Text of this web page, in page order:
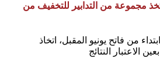
مجموعة من التدابير للتخفيف من
من فاتح يونيو المقبل، اتخاذ
الاعتبار النتائج